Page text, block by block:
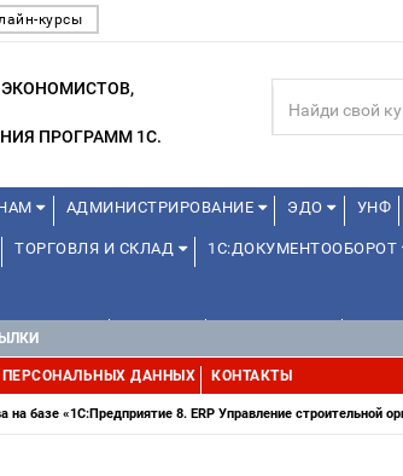
курсы
ЭКОНОМИСТОВ,
ПРОГРАММ 1С.
АДМИНИСТРИРОВАНИЕ ЭДО УНФ
ТОРГОВЛЯ И СКЛАД 1С:ДОКУМЕНТООБОРОТ
ПЕРСОНАЛЬНЫХ ДАННЫХ КОНТАКТЫ
базе «1С:Предприятие 8. ERP Управление строительной